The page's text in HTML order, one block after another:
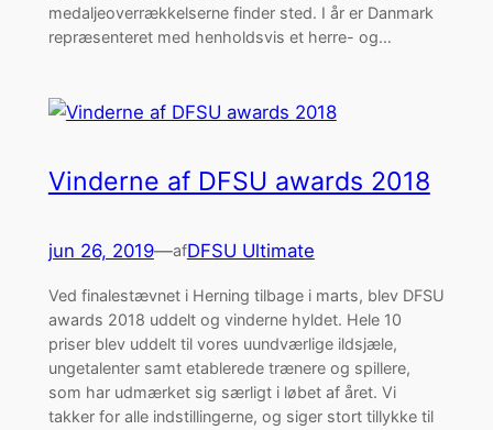
medaljeoverrækkelserne finder sted. I år er Danmark
repræsenteret med henholdsvis et herre- og…
Vinderne af DFSU awards 2018
jun 26, 2019—afDFSU Ultimate
Ved finalestævnet i Herning tilbage i marts, blev DFSU
awards 2018 uddelt og vinderne hyldet. Hele 10
priser blev uddelt til vores uundværlige ildsjæle,
ungetalenter samt etablerede trænere og spillere,
som har udmærket sig særligt i løbet af året. Vi
takker for alle indstillingerne, og siger stort tillykke til